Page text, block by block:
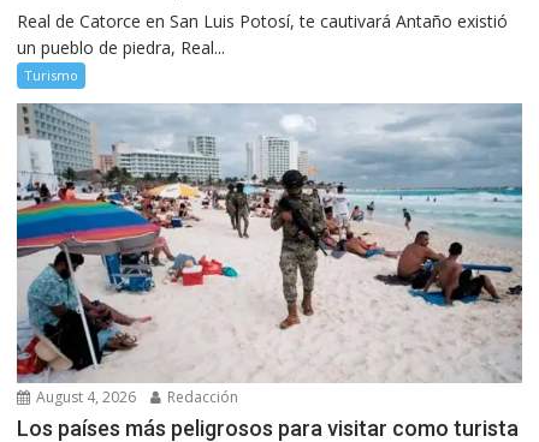
Real de Catorce en San Luis Potosí, te cautivará Antaño existió
un pueblo de piedra, Real...
Turismo
August 4, 2026 Redacción
Los países más peligrosos para visitar como turista